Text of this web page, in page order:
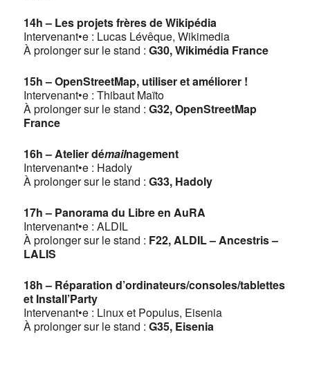
14h – Les projets frères de Wikipédia
Intervenant•e : Lucas Lévêque, Wikimedia
À prolonger sur le stand :G30, Wikimédia France
15h – OpenStreetMap, utiliser et améliorer !
Intervenant•e : Thibaut Maïto
À prolonger sur le stand :G32, OpenStreetMap
France
16h – Atelier démailnagement
Intervenant•e : Hadoly
À prolonger sur le stand :G33, Hadoly
17h – Panorama du Libre en AuRA
Intervenant•e : ALDIL
À prolonger sur le stand : F22, ALDIL – Ancestris –
LALIS
18h – Réparation d’ordinateurs/consoles/tablettes
et Install’Party
Intervenant•e : Linux et Populus, Eisenia
À prolonger sur le stand :G35, Eisenia